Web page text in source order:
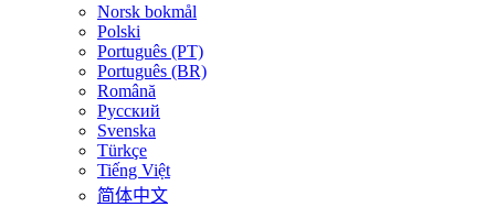
Norsk bokmål
Polski
Português (PT)
Português (BR)
Română
Русский
Svenska
Türkçe
Tiếng Việt
简体中文